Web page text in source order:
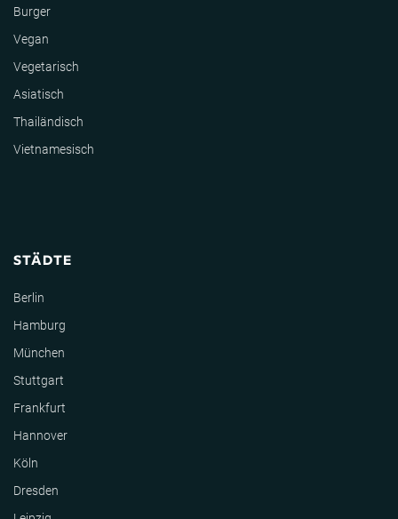
Burger
Vegan
Vegetarisch
Asiatisch
Thailändisch
Vietnamesisch
STÄDTE
Berlin
Hamburg
München
Stuttgart
Frankfurt
Hannover
Köln
Dresden